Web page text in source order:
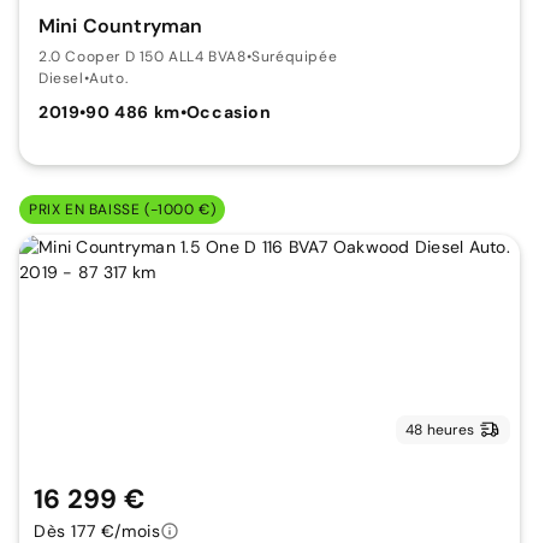
Mini Countryman
2.0 Cooper D 150 ALL4 BVA8•Suréquipée
Diesel•Auto.
2019•90 486 km•Occasion
PRIX EN BAISSE (-1000 €)
48 heures
16 299 €
Dès 177 €/mois